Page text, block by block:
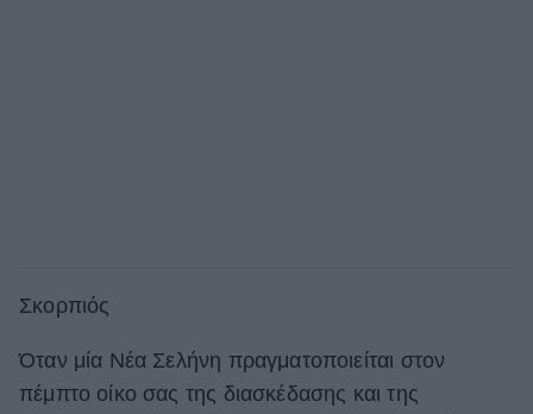
Σκορπιός
Όταν μία Νέα Σελήνη πραγματοποιείται στον
πέμπτο οίκο σας της διασκέδασης και της